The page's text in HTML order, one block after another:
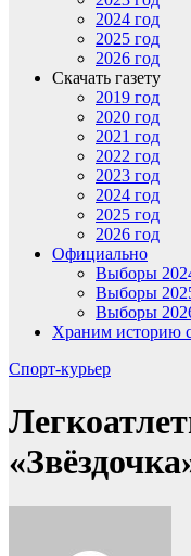
2024 год
2025 год
2026 год
Скачать газету
2019 год
2020 год
2021 год
2022 год
2023 год
2024 год
2025 год
2026 год
Официально
Выборы
Выборы
Выборы
Храним историю
Спорт-курьер